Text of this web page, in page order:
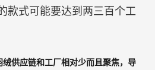
款式可能要达到两三百个工
绒供应链和工厂相对少而且聚焦，导